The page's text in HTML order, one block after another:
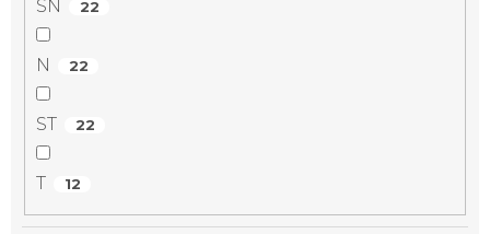
SN 22
N 22
ST 22
T 12